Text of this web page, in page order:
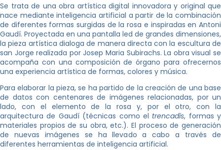
Se trata de una obra artística digital innovadora y original que
nace mediante inteligencia artificial a partir de la combinación
de diferentes formas surgidas de la rosa e inspiradas en Antoni
Gaudí. Proyectada en una pantalla led de grandes dimensiones,
la pieza artística dialoga de manera directa con la escultura de
san Jorge realizada por Josep Maria Subirachs. La obra visual se
acompaña con una composición de órgano para ofrecernos
una experiencia artística de formas, colores y música.
Para elaborar la pieza, se ha partido de la creación de una base
de datos con centenares de imágenes relacionadas, por un
lado, con el elemento de la rosa y, por el otro, con la
arquitectura de Gaudí (técnicas como el trencadís, formas y
materiales propios de su obra, etc.). El proceso de generación
de nuevas imágenes se ha llevado a cabo a través de
diferentes herramientas de inteligencia artificial.